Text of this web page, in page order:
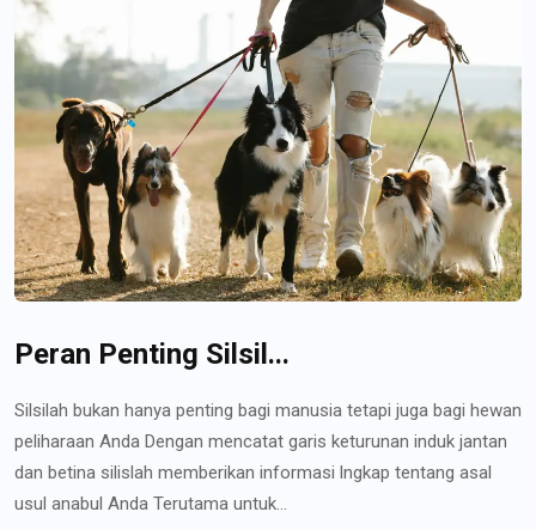
Peran Penting Silsil...
Silsilah bukan hanya penting bagi manusia tetapi juga bagi hewan
peliharaan Anda Dengan mencatat garis keturunan induk jantan
dan betina silislah memberikan informasi lngkap tentang asal
usul anabul Anda Terutama untuk...